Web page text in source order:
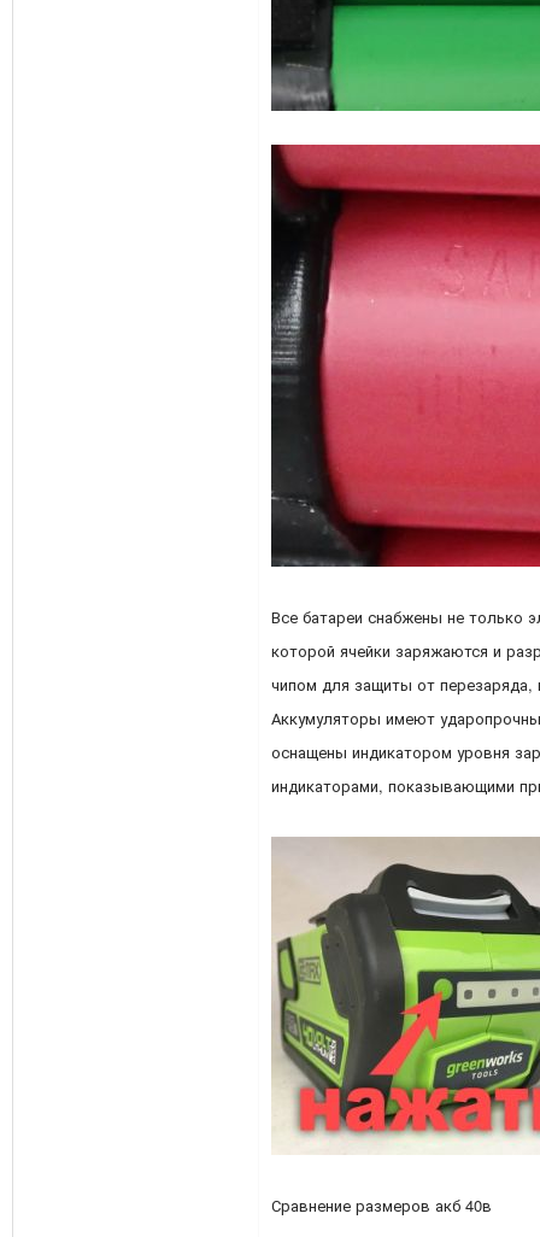
Все батареи снабжены не только
которой ячейки заряжаются и
чипом для защиты от перезаряда,
Аккумуляторы имеют
оснащены индикатором уровня
индикаторами, показывающими
Сравнение размеров акб 40в